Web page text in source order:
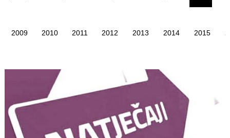
2009 2010 2011 2012 2013 2014 2015